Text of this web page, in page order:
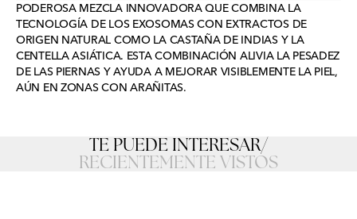
PODEROSA MEZCLA INNOVADORA QUE COMBINA LA
TECNOLOGÍA DE LOS EXOSOMAS CON EXTRACTOS DE
ORIGEN NATURAL COMO LA CASTAÑA DE INDIAS Y LA
CENTELLA ASIÁTICA. ESTA COMBINACIÓN ALIVIA LA PESADEZ
DE LAS PIERNAS Y AYUDA A MEJORAR VISIBLEMENTE LA PIEL,
AÚN EN ZONAS CON ARAÑITAS.
TE PUEDE INTERESAR/
RECIENTEMENTE VISTOS